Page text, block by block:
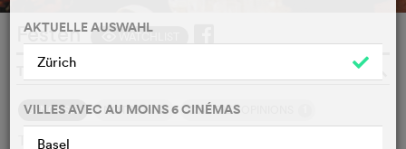
Festen WATCHLIST
THOMAS VINTERBERG, DANEMARK, SUÈDE, 1998
SYNOPSIS NOTRE AVIS D'AUTRES OPINIONS
Tout le monde a été invité pour les soixante ans du chef de
AKTUELLE AUSWAHL
Zürich
VILLES AVEC AU MOINS 6 CINÉMAS
Basel